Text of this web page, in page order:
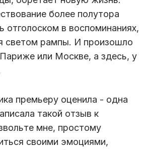
более полутора
отголоском в воспоминаниях,
светом рампы. И произошло
или Москве, а здесь, у
премьеру оценила - одна
такой отзыв к
мне, простому
своими эмоциями,